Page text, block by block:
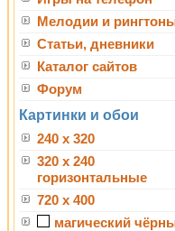
Мелодии и
Статьи, дневники
Каталог сайтов
Форум
Картинки и обои
240 x 320
320 x 240
горизонтальные
720 x 400
магический